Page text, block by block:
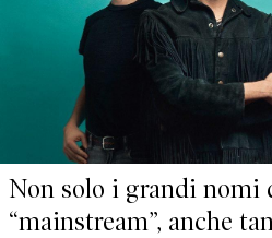
Non solo i grandi nomi
“mainstream”, anche